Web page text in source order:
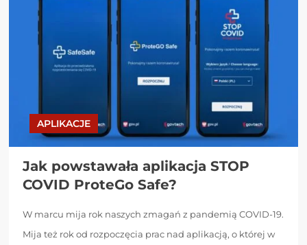
APLIKACJE
Jak powstawała aplikacja STOP
COVID ProteGo Safe?
W marcu mija rok naszych zmagań z pandemią COVID-19.
Mija też rok od rozpoczęcia prac nad aplikacją, o której w